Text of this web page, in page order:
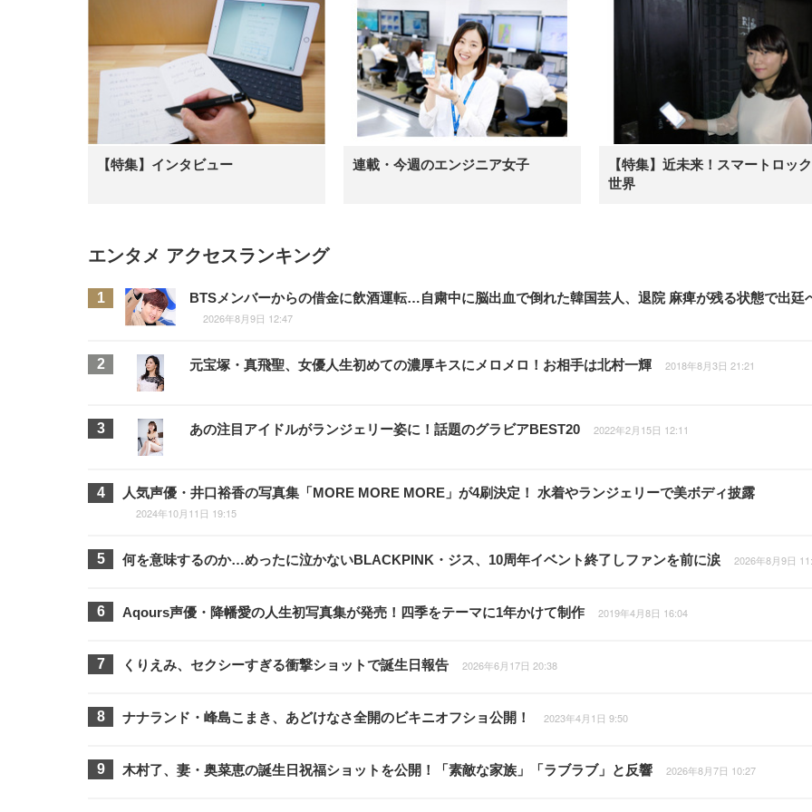
【特集】インタビュー 連載・今週のエンジニア女子
【特集】近未来！スマートロッ
世界
エンタメ アクセスランキング
BTSメンバーからの借金に飲酒運転…自粛中に脳出血で倒れた韓国芸人、退院 麻痺が残る状態で出廷
2026年8月9日 12:47
元宝塚・真飛聖、女優人生初めての濃厚キスにメロメロ！お相手は北村一輝 2018年8月3日 21:21
あの注目アイドルがランジェリー姿に！話題のグラビアBEST20 2022年2月15日 12:11
人気声優・井口裕香の写真集「MORE MORE MORE」が4刷決定！ 水着やランジェリーで美ボディ披露
2024年10月11日 19:15
何を意味するのか…めったに泣かないBLACKPINK・ジス、10周年イベント終了しファンを前に涙 2026年8月9日
Aqours声優・降幡愛の人生初写真集が発売！四季をテーマに1年かけて制作 2019年4月8日 16:04
くりえみ、セクシーすぎる衝撃ショットで誕生日報告 2026年6月17日 20:38
ナナランド・峰島こまき、あどけなさ全開のビキニオフショ公開！ 2023年4月1日 9:50
木村了、妻・奥菜恵の誕生日祝福ショットを公開！「素敵な家族」「ラブラブ」と反響 2026年8月7日 10:27